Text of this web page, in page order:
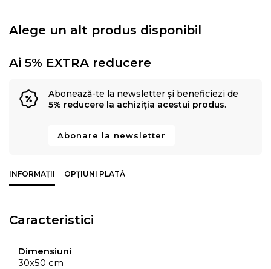
Alege un alt produs disponibil
Ai 5% EXTRA reducere
Abonează-te la newsletter și beneficiezi de
5% reducere la achiziția acestui produs.
Abonare la newsletter
INFORMAȚII OPȚIUNI PLATĂ
Caracteristici
Dimensiuni
30x50 cm